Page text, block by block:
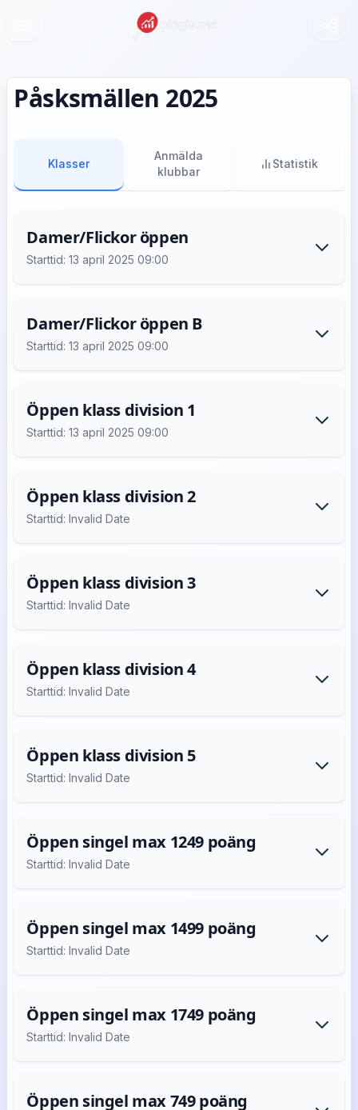
Påsksmällen 2025
Klasser
Anmälda
klubbar
Statistik
Damer/Flickor öppen
Starttid: 13 april 2025 09:00
Damer/Flickor öppen B
Starttid: 13 april 2025 09:00
Öppen klass division 1
Starttid: 13 april 2025 09:00
Öppen klass division 2
Starttid: Invalid Date
Öppen klass division 3
Starttid: Invalid Date
Öppen klass division 4
Starttid: Invalid Date
Öppen klass division 5
Starttid: Invalid Date
Öppen singel max 1249 poäng
Starttid: Invalid Date
Öppen singel max 1499 poäng
Starttid: Invalid Date
Öppen singel max 1749 poäng
Starttid: Invalid Date
Öppen singel max 749 poäng